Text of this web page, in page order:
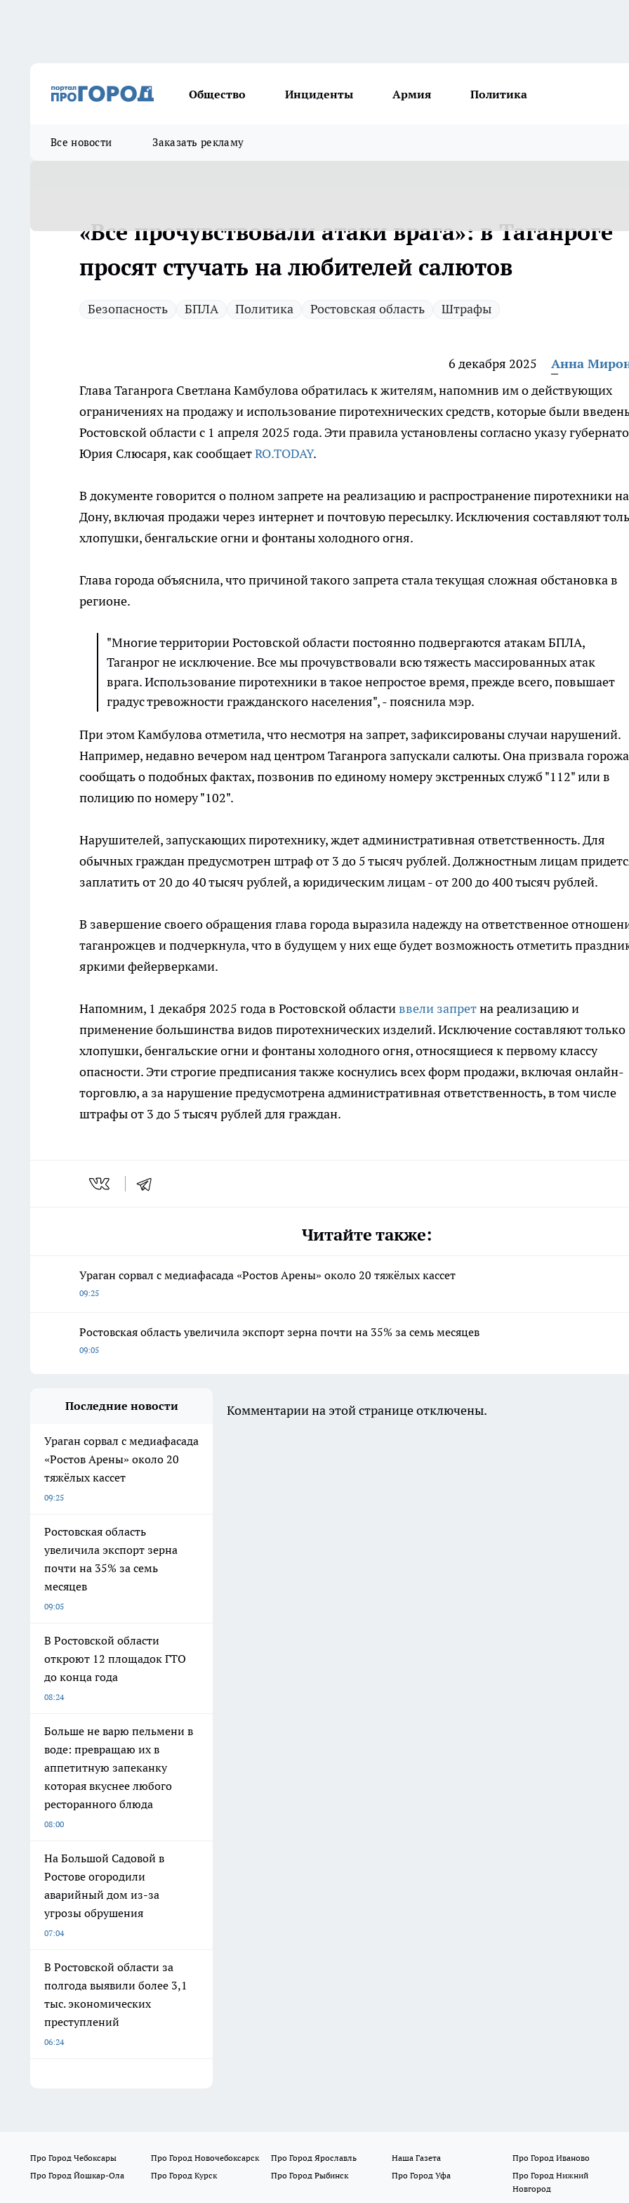
Общество Инциденты Армия Политика
Все новости Заказать рекламу
«Все прочувствовали атаки врага»: в Таганроге
просят стучать на любителей салютов
Безопасность БПЛА Политика Ростовская область Штрафы
6 декабря 2025
Анна
Глава Таганрога Светлана Камбулова обратилась к жителям, напомнив им о действующих
ограничениях на продажу и использование пиротехнических средств, которые были
Ростовской области с 1 апреля 2025 года. Эти правила установлены согласно указу
Юрия Слюсаря, как сообщаетRO.TODAY.
В документе говорится о полном запрете на реализацию и распространение пиротехники на
Дону, включая продажи через интернет и почтовую пересылку. Исключения составляют
хлопушки, бенгальские огни и фонтаны холодного огня.
Глава города объяснила, что причиной такого запрета стала текущая сложная обстановка в
регионе.
"Многие территории Ростовской области постоянно подвергаются атакам БПЛА,
Таганрог не исключение. Все мы прочувствовали всю тяжесть массированных атак
врага. Использование пиротехники в такое непростое время, прежде всего, повышает
градус тревожности гражданского населения", - пояснила мэр.
При этом Камбулова отметила, что несмотря на запрет, зафиксированы случаи нарушений.
Например, недавно вечером над центром Таганрога запускали салюты. Она призвала
сообщать о подобных фактах, позвонив по единому номеру экстренных служб "112" или в
полицию по номеру "102".
Нарушителей, запускающих пиротехнику, ждет административная ответственность. Для
обычных граждан предусмотрен штраф от 3 до 5 тысяч рублей. Должностным лицам
заплатить от 20 до 40 тысяч рублей, а юридическим лицам - от 200 до 400 тысяч рублей.
В завершение своего обращения глава города выразила надежду на ответственное
таганрожцев и подчеркнула, что в будущем у них еще будет возможность отметить
яркими фейерверками.
Напомним, 1 декабря 2025 года в Ростовской областиввели запретна реализацию и
применение большинства видов пиротехнических изделий. Исключение составляют только
хлопушки, бенгальские огни и фонтаны холодного огня, относящиеся к первому классу
опасности. Эти строгие предписания также коснулись всех форм продажи, включая онлайн-
торговлю, а за нарушение предусмотрена административная ответственность, в том числе
штрафы от 3 до 5 тысяч рублей для граждан.
Читайте также:
Ураган сорвал с медиафасада «Ростов Арены» около 20 тяжёлых кассет
09:25
Ростовская область увеличила экспорт зерна почти на 35% за семь месяцев
09:05
Последние новости
Ураган сорвал с медиафасада
«Ростов Арены» около 20
тяжёлых кассет
09:25
Ростовская область
увеличила экспорт зерна
почти на 35% за семь
месяцев
09:05
В Ростовской области
откроют 12 площадок ГТО
до конца года
08:24
Больше не варю пельмени в
воде: превращаю их в
аппетитную запеканку
которая вкуснее любого
ресторанного блюда
08:00
На Большой Садовой в
Ростове огородили
аварийный дом из-за
угрозы обрушения
07:04
В Ростовской области за
полгода выявили более 3,1
тыс. экономических
преступлений
06:24
Комментарии на этой странице отключены.
Про Город Чебоксары Про Город Новочебоксарск Про Город Ярославль Наша Газета
Про Город Иваново
Про Город Йошкар-Ола
Про Город Курск Про Город Рыбинск Про Город Уфа
Про Город Нижний
Новгород